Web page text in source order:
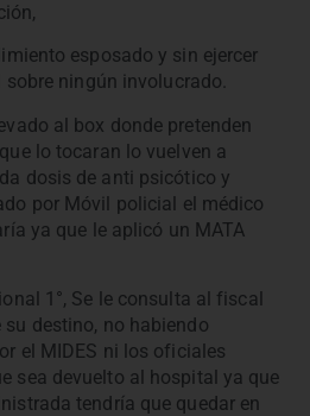
esposado y sin ejercer
ningún involucrado.
al box donde pretenden
lo tocaran lo vuelven a
dosis de anti psicótico y
por Móvil policial el médico
ya que le aplicó un MATA
1°, Se le consulta al fiscal
destino, no habiendo
el MIDES ni los oficiales
sea devuelto al hospital ya que
tendría que quedar en